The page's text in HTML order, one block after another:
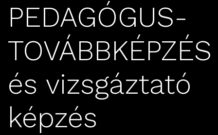
PEDAGÓGUS-
TOVÁBBKÉPZÉS
és vizsgáztató
képzés